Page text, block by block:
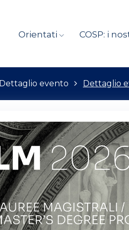
Orientati COSP: i
Dettaglio evento Dettaglio